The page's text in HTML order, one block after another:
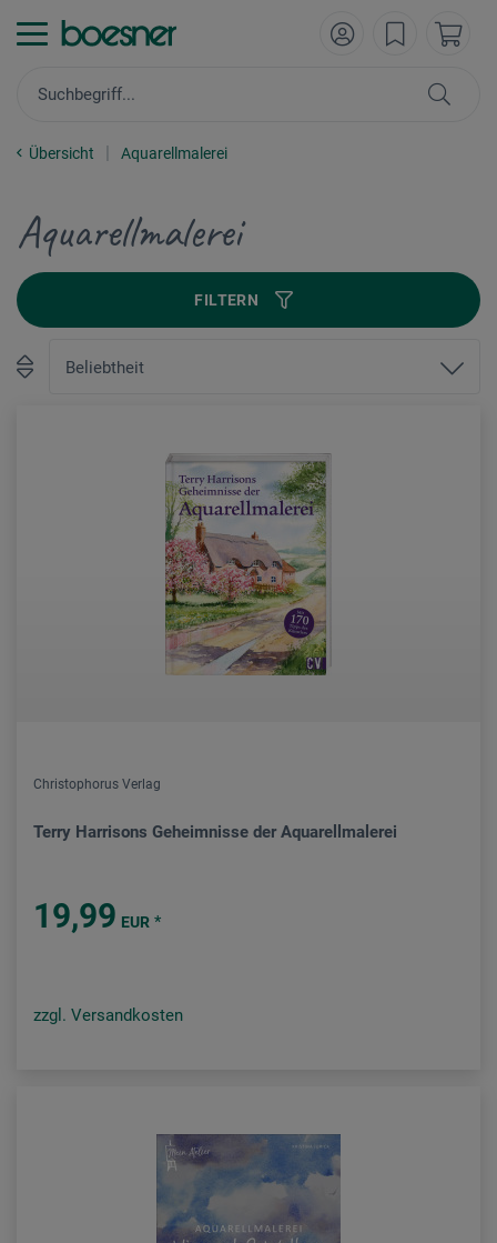
Übersicht Aquarellmalerei
Aquarellmalerei
FILTERN
Christophorus Verlag
Terry Harrisons Geheimnisse der Aquarellmalerei
19,99 EUR *
zzgl. Versandkosten